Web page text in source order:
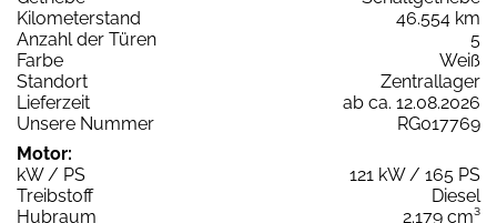
Kilometerstand
46.554 km
Anzahl der Türen
5
Farbe
Weiß
Standort
Zentrallager
Lieferzeit
ab ca. 12.08.2026
Unsere Nummer
RG017769
Motor:
kW / PS
121 kW / 165 PS
Treibstoff
Diesel
Hubraum
2.179 cm³